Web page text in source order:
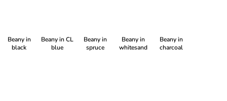
Beany in
black
Beany in CL
blue
Beany in
spruce
Beany in
whitesand
Beany in
charcoal